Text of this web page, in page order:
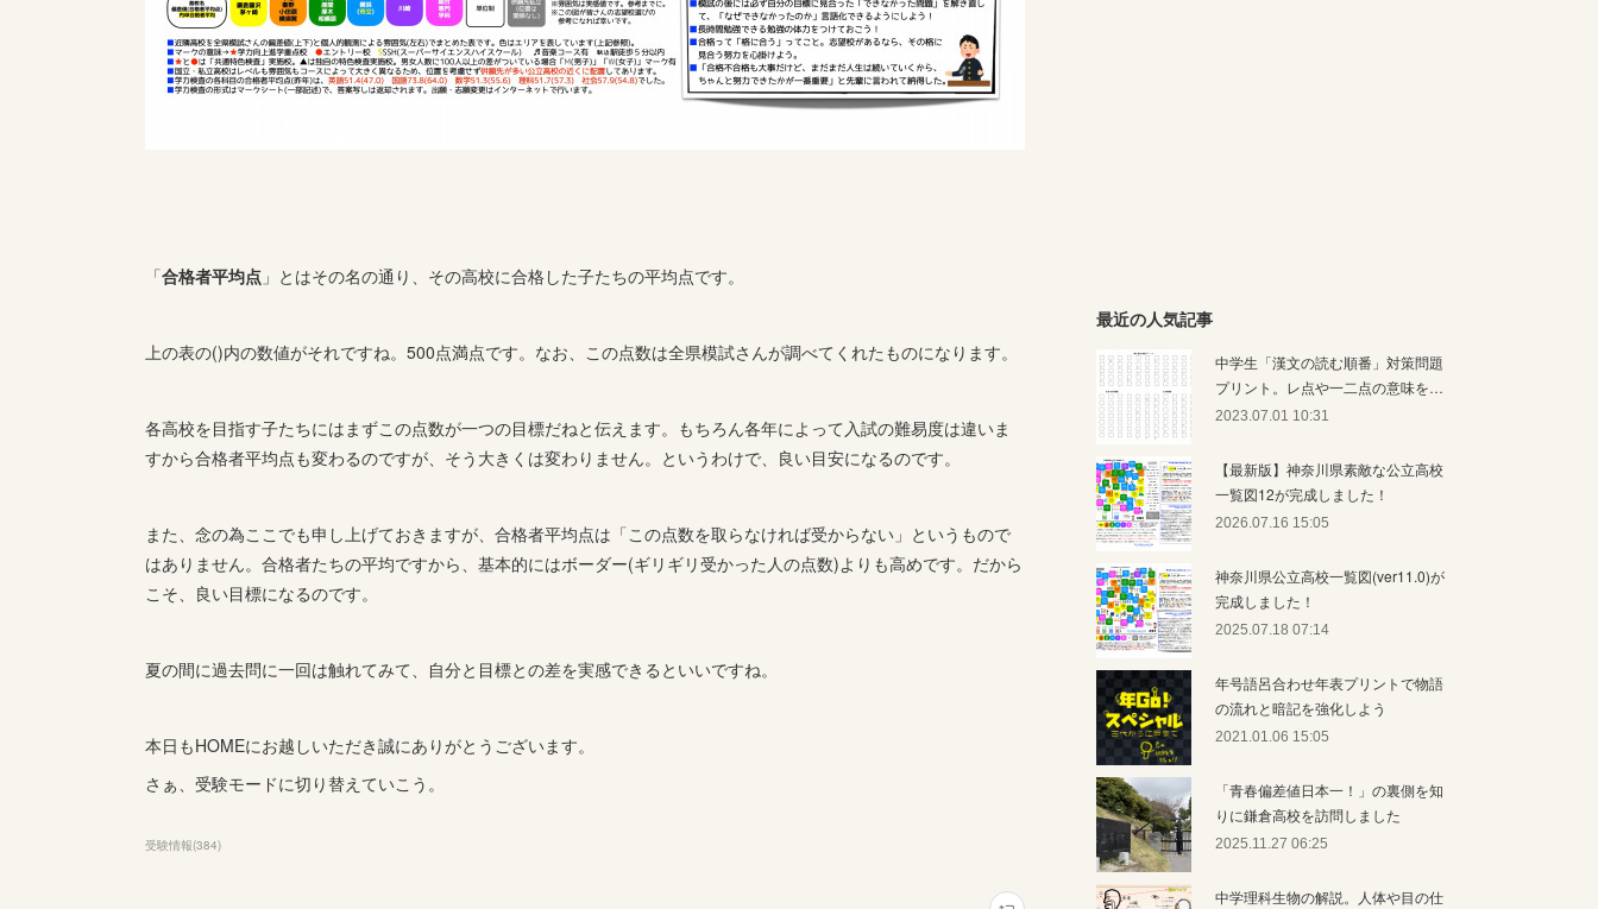
「合格者平均点 」とはその名の通り、その高校に合格した子たちの平均点です。
上の表の()内の数値がそれですね。500点満点です。なお、この点数は全県模試さんが調べてくれたものになります。
各高校を目指す子たちにはまずこの点数が一つの目標だねと伝えます。もちろん各年によって入試の難易度は違いま
すから合格者平均点も変わるのですが、そう大きくは変わりません。というわけで、良い目安になるのです。
また、念の為ここでも申し上げておきますが、合格者平均点は「この点数を取らなければ受からない」というもので
はありません。合格者たちの平均ですから、基本的にはボーダー(ギリギリ受かった人の点数)よりも高めです。だから
こそ、良い目標になるのです。
夏の間に過去問に一回は触れてみて、自分と目標との差を実感できるといいですね。
本日もHOMEにお越しいただき誠にありがとうございます。
さぁ、受験モードに切り替えていこう。
受験情報(384)
最近の人気記事
中学生「漢文の読む順番」対策問題
プリント。レ点や一二点の意味を…
2023.07.01 10:31
【最新版】神奈川県素敵な公立高校
一覧図12が完成しました！
2026.07.16 15:05
神奈川県公立高校一覧図(ver11.0)が
完成しました！
2025.07.18 07:14
年号語呂合わせ年表プリントで物語
の流れと暗記を強化しよう
2021.01.06 15:05
「青春偏差値日本一！」の裏側を知
りに鎌倉高校を訪問しました
2025.11.27 06:25
中学理科生物の解説。人体や目の仕